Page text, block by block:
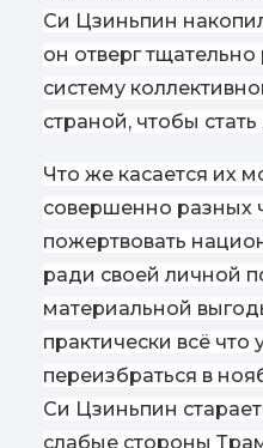
Си Цзиньпин
он отверг
систему
страной, чтобы
Что же касается их
совершенно разных
пожертвовать
ради своей личной
материальной
практически всё что
переизбраться в
Си Цзиньпин
слабые стороны